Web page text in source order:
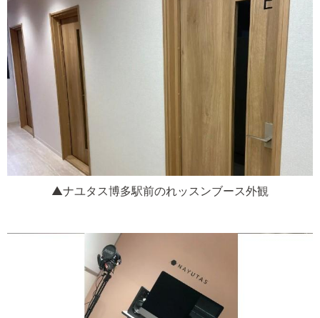
▲ナユタス博多駅前のれッスンブース外観